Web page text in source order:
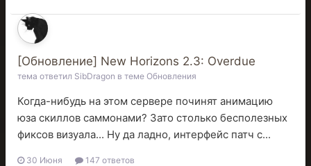
[Обновление] New Horizons 2.3: Overdue
тема ответил SibDragon в теме Обновления
Когда-нибудь на этом сервере починят анимацию
юза скиллов саммонами? Зато столько бесполезных
фиксов визуала... Ну да ладно, интерфейс патч с...
30 Июня 147 ответов